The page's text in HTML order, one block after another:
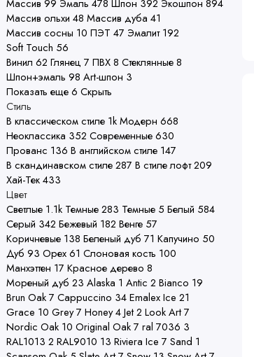
Массив 99 Эмаль 478 Шпон 392 Экошпон 894
Массив ольхи 48 Массив дуба 41
Массив сосны 10 ПЭТ 47 Эмалит 192
Soft Touch 56
Винил 62 Глянец 7 ПВХ8 Стеклянные8
Шпон+эмаль 98 Art-шпон 3
Показать еще 6Скрыть
Стиль
В классическом стиле 1kМодерн 668
Неоклассика 352 Современные630
Прованс 136 В английском стиле 147
В скандинавском стиле287 В стиле лофт209
Хай-Тек433
Цвет
Светлые 1.1k Темные283 Темные 5 Белый 584
Серый 342 Бежевый 182 Венге 57
Коричневые 138 Беленый дуб 71 Капучино 50
Дуб 93 Орех61 Слоновая кость 100
Манхэттен 17 Красное дерево 8
Мореный дуб 23 Alaska 1 Antic 2 Bianco 19
Brun Oak7 Cappuccino 34Emalex Ice 21
Grace 10 Grey7 Honey4Jet2 Look Art7
Nordic Oak 10 Original Oak7 ral 7036 3
RAL1013 2 RAL9010 13 Riviera Ice 7 Sand 1